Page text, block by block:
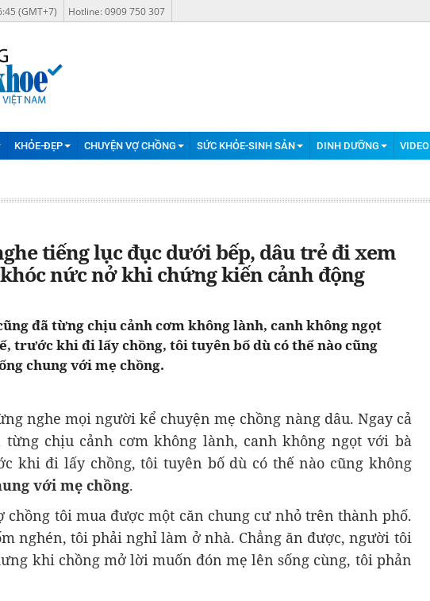
(GMT+7) Hotline: 0909 750 307
KHỎE-ĐẸP CHUYỆN VỢ CHỒNG SỨC KHỎE-SINH SẢN DINH DƯỠNG VIDEO
tiếng lục đục dưới bếp, dâu trẻ đi xem
nức nở khi chứng kiến cảnh động
đã từng chịu cảnh cơm không lành, canh không ngọt
trước khi đi lấy chồng, tôi tuyên bố dù có thế nào cũng
chung với mẹ chồng.
nghe mọi người kể chuyện mẹ chồng nàng dâu. Ngay cả
từng chịu cảnh cơm không lành, canh không ngọt với bà
khi đi lấy chồng, tôi tuyên bố dù có thế nào cũng không
với mẹ chồng.
chồng tôi mua được một căn chung cư nhỏ trên thành phố.
nghén, tôi phải nghỉ làm ở nhà. Chẳng ăn được, người tôi
khi chồng mở lời muốn đón mẹ lên sống cùng, tôi phản